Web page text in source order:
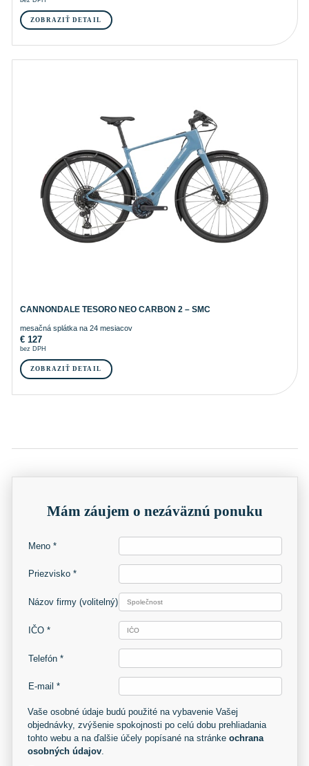
ZOBRAZIŤ DETAIL
CANNONDALE TESORO NEO CARBON 2 – SMC
mesačná splátka na 24 mesiacov
€127
bez DPH
ZOBRAZIŤ DETAIL
Mám záujem o nezáväznú ponuku
Meno *
Priezvisko *
Názov firmy (volitelný)
IČO *
Telefón *
E-mail *
Vaše osobné údaje budú použité na vybavenie Vašej
objednávky, zvýšenie spokojnosti po celú dobu prehliadania
tohto webu a na ďalšie účely popísané na stránke ochrana
osobných údajov.